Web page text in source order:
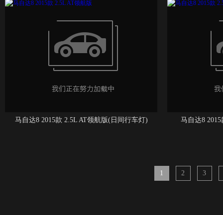
马自达8 2015款 2.5L AT领航版(日间行车灯) 马自达8
1 2 3